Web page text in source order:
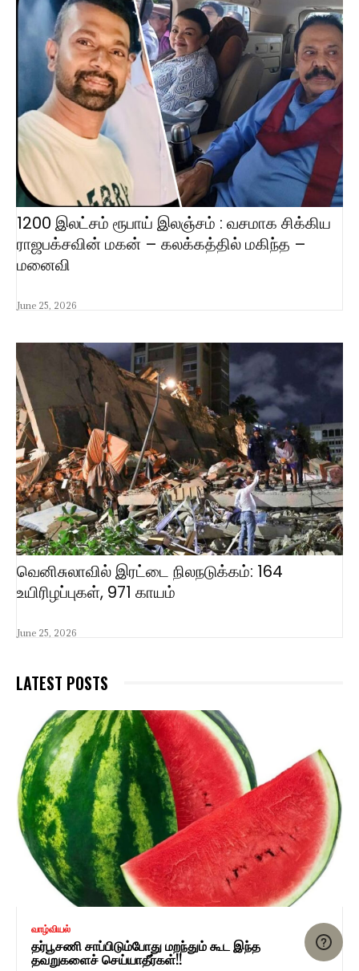
1200 இலட்சம் ரூபாய் இலஞ்சம் : வசமாக சிக்கிய
ராஜபக்சவின் மகன் – கலக்கத்தில் மகிந்த –
மனைவி
June 25, 2026
வெனிசுலாவில் இரட்டை நிலநடுக்கம்: 164
உயிரிழப்புகள், 971 காயம்
June 25, 2026
LATEST POSTS
வாழ்வியல்
தர்பூசணி சாப்பிடும்போது மறந்தும் கூட இந்த
தவறுகளைச் செய்யாதீர்கள்!!